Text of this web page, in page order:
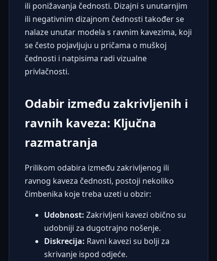
ili ponižavanja čednosti. Dizajni s unutarnjim
ili negativnim dizajnom čednosti također se
nalaze unutar modela s ravnim kavezima, koji
se često pojavljuju u pričama o muškoj
čednosti i natpisima radi vizualne
privlačnosti.
Odabir između zakrivljenih i
ravnih kaveza: Ključna
razmatranja
Prilikom odabira između zakrivljenog ili
ravnog kaveza čednosti, postoji nekoliko
čimbenika koje treba uzeti u obzir:
Udobnost: Zakrivljeni kavezi obično su
udobniji za dugotrajno nošenje.
Diskrecija: Ravni kavezi su bolji za
skrivanje ispod odjeće.